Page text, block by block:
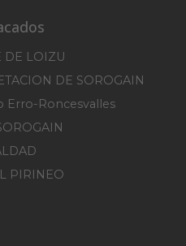
DE LOIZU
DE SOROGAIN
Erro-Roncesvalles
PIRINEO